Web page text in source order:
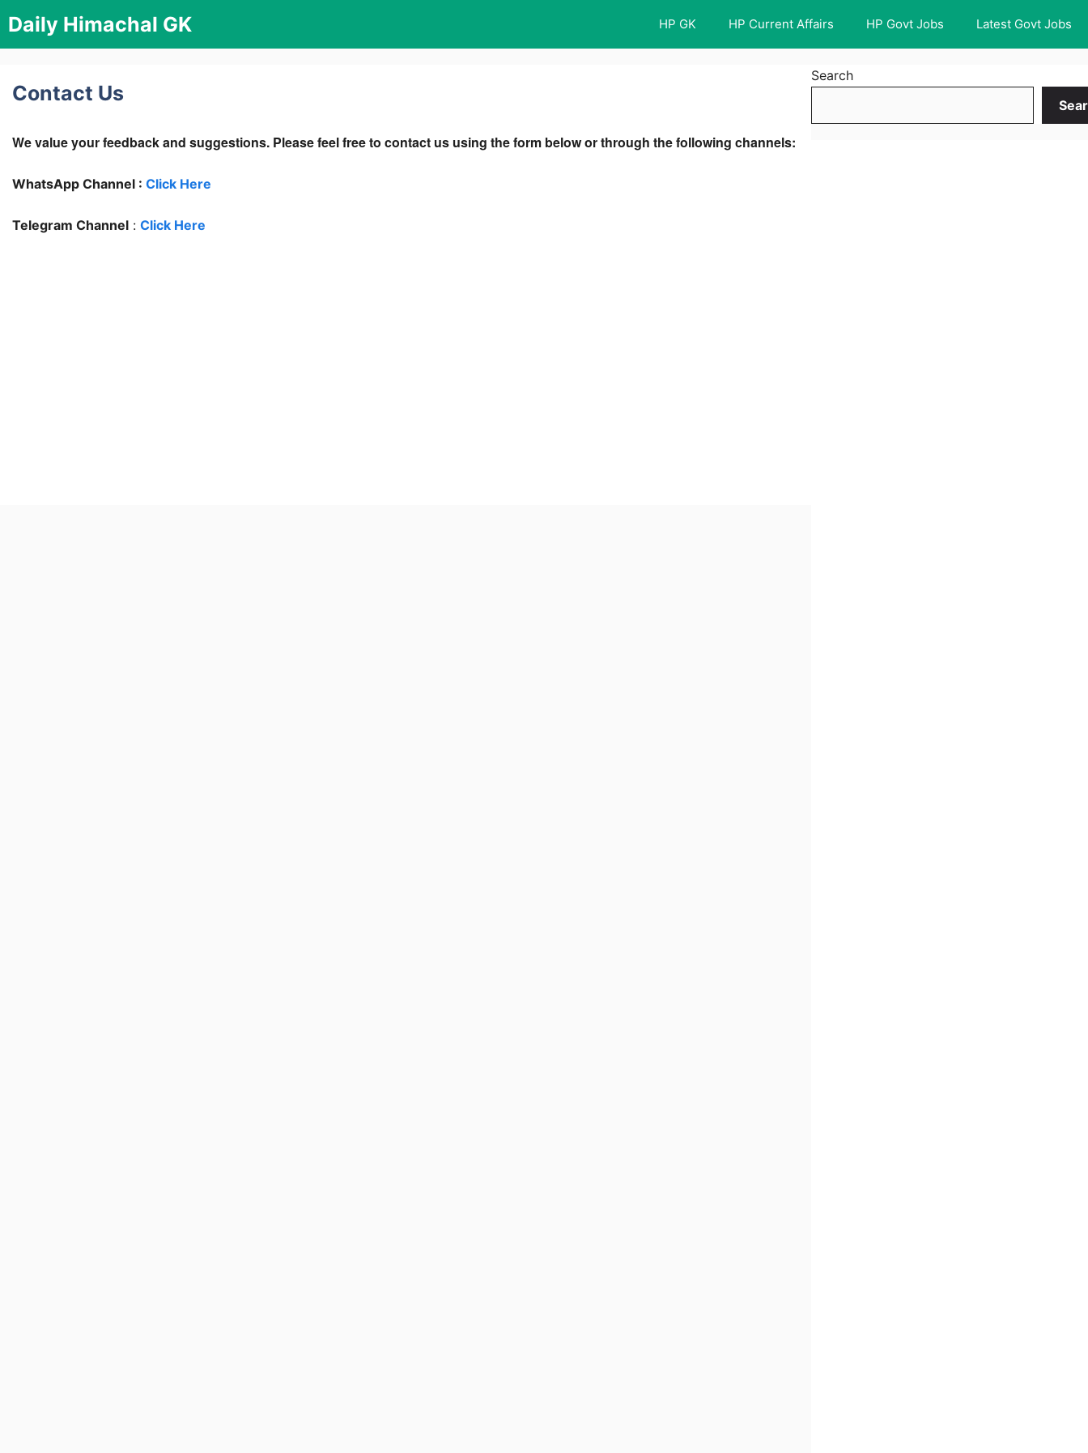
to
content
Daily Himachal GK HP GK HP Current Affairs HP Govt Jobs Latest Govt Jobs
Contact Us
We value your feedback and suggestions. Please feel free to contact us using the form below or through the following channels:
WhatsApp Channel : Click Here
Telegram Channel : Click Here
Search